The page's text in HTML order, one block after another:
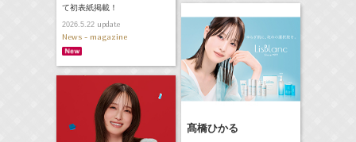
て初表紙掲載！
2026.5.22update
News - magazine
髙橋ひかる